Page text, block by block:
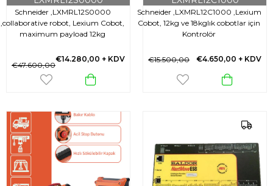
Schneider ,LXMRL12S0000
,collaborative robot, Lexium Cobot,
maximum payload 12kg
€14.280,00 + KDV
€47.600,00
Schneider ,LXMRL12C1000 ,Lexium
Cobot, 12kg ve 18kglık cobotlar için
Kontrolör
€4.650,00 + KDV
€15.500,00